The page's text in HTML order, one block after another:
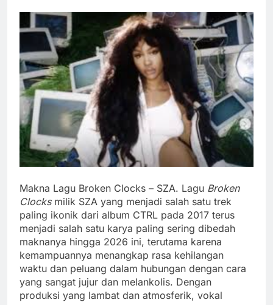
Makna Lagu Broken Clocks – SZA. Lagu Broken
Clocksmilik SZA yang menjadi salah satu trek
paling ikonik dari album CTRL pada 2017 terus
menjadi salah satu karya paling sering dibedah
maknanya hingga 2026 ini, terutama karena
kemampuannya menangkap rasa kehilangan
waktu dan peluang dalam hubungan dengan cara
yang sangat jujur dan melankolis. Dengan
produksi yang lambat dan atmosferik, vokal